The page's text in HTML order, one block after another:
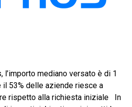
l’importo mediano versato è di 1
53% delle aziende riesce a
rispetto alla richiesta iniziale In